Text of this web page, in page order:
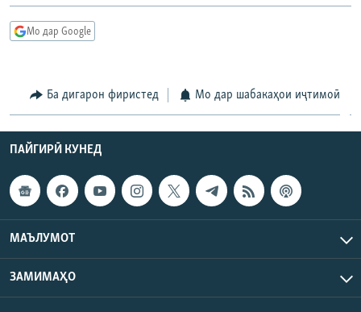
Ҷаҳиш
ФАРҲАНГ
ВАРЗИШ
НАЗАРИ МАРДУМ
ОЗОДӢ ОНЛАЙН
ВИДЕО
НИГОРИСТОН
ГУЗОРИШҲОИ РАДИОӢ
РӮЙХАТҲО
КИТОБҲОИ ОЗОДӢ
Русский
Мо дар Google
Ба дигарон фиристед Мо дар шабакаҳои иҷтимоӣ
ПАЙГИРӢ КУНЕД
МАЪЛУМОТ
ЗАМИМАҲО